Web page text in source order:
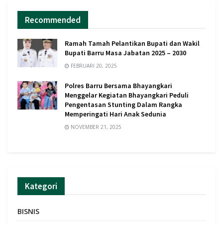
Recommended
Ramah Tamah Pelantikan Bupati dan Wakil
Bupati Barru Masa Jabatan 2025 – 2030
FEBRUARI 20, 2025
Polres Barru Bersama Bhayangkari
Menggelar Kegiatan Bhayangkari Peduli
Pengentasan Stunting Dalam Rangka
Memperingati Hari Anak Sedunia
NOVEMBER 21, 2025
Kategori
BISNIS